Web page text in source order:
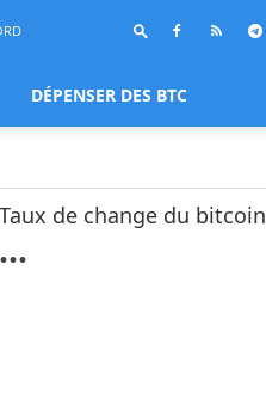
DÉPENSER DES BTC
Taux de change du bitcoin
...